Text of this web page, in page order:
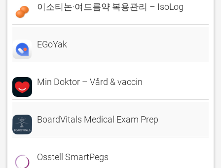
이소티논·여드름약 복용관리 – IsoLog
EGoYak
Min Doktor – Vård & vaccin
BoardVitals Medical Exam Prep
Osstell SmartPegs